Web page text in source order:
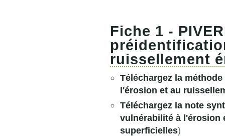
Fiche 1 -
ruissellement
Téléchargez la
l'érosion et au
Téléchargez la note
vulnérabilité à l'érosion
superficielles)